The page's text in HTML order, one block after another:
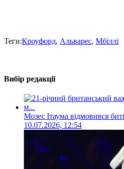
Теги:Кроуфорд, Альварес, Мбіллі
Вибір редакції
Мозес Ітаума відмовився
10.07.2026, 12:54